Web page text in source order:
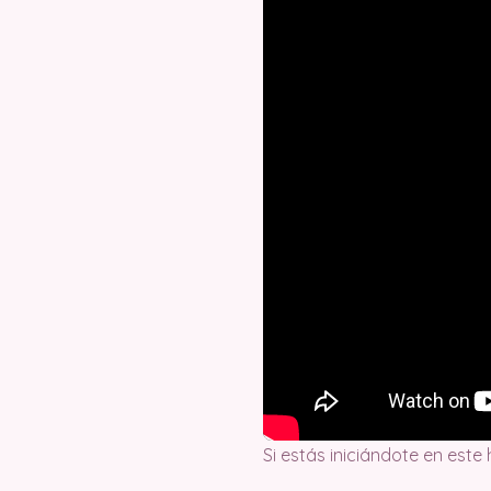
Si estás iniciándote en